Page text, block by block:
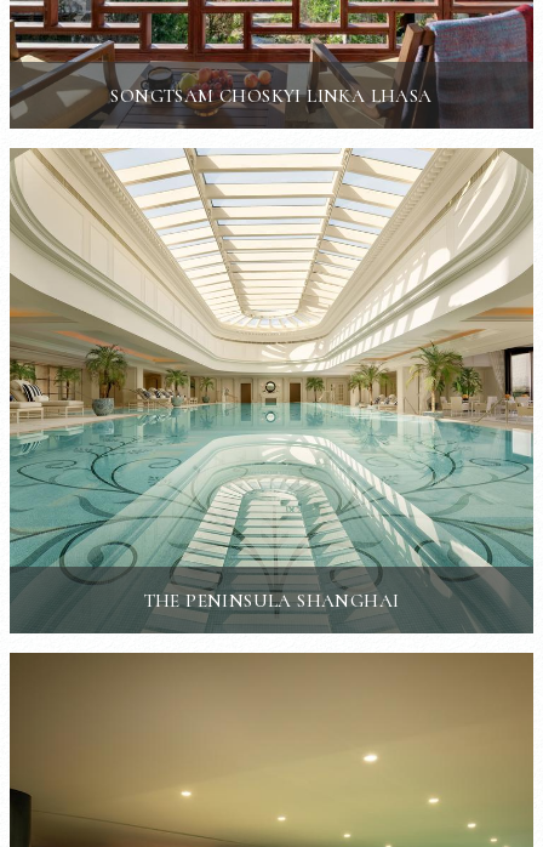
SONGTSAM CHOSKYI LINKA LHASA
THE PENINSULA SHANGHAI